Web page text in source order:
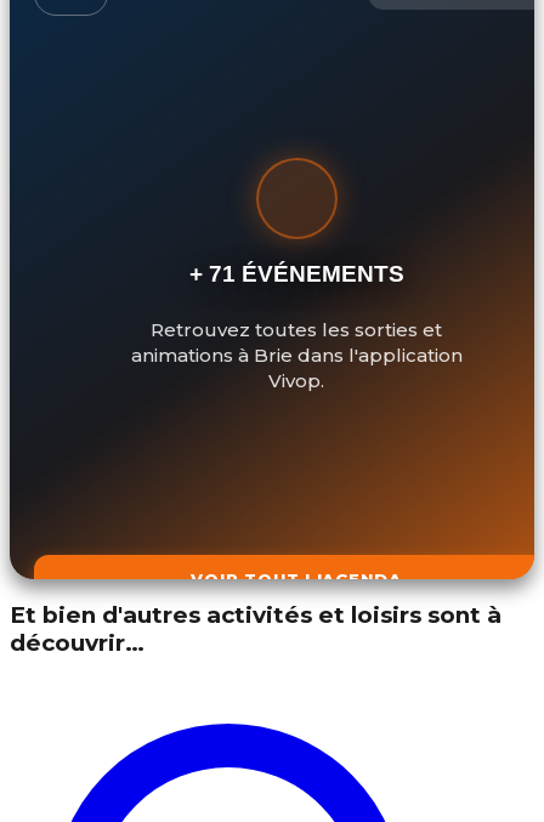
+ 71 ÉVÉNEMENTS
Retrouvez toutes les sorties et
animations à Brie dans l'application
Vivop.
VOIR TOUT L'AGENDA
Et bien d'autres activités et loisirs sont à
découvrir…